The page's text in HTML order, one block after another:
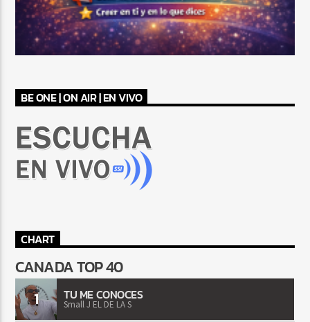
BE ONE | ON AIR | EN VIVO
CHART
CANADA TOP 40
1 TU ME CONOCES
Small J EL DE LA S